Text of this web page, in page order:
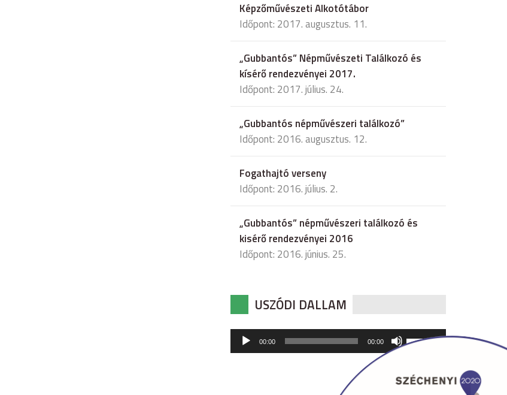
Képzőművészeti Alkotótábor
Időpont: 2017. augusztus. 11.
„Gubbantós” Népművészeti Találkozó és
kísérő rendezvényei 2017.
Időpont: 2017. július. 24.
„Gubbantós népművészeri találkozó”
Időpont: 2016. augusztus. 12.
Fogathajtó verseny
Időpont: 2016. július. 2.
„Gubbantós” népművészeri találkozó és
kisérő rendezvényei 2016
Időpont: 2016. június. 25.
USZÓDI DALLAM
Audió
lejátszó
00:00 00:00
hangerő
csökkentéséhez